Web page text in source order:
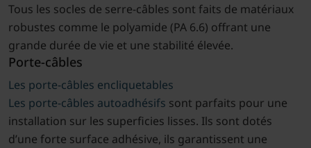
Tous les socles de serre-câbles sont faits de matériaux
robustes comme le polyamide (PA 6.6) offrant une
grande durée de vie et une stabilité élevée.
Porte-câbles
Les porte-câbles encliquetables
Les porte-câbles autoadhésifs sont parfaits pour une
installation sur les superficies lisses. Ils sont dotés
d’une forte surface adhésive, ils garantissent une